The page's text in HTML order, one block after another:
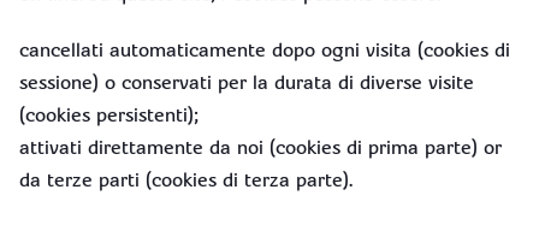
cancellati automaticamente dopo ogni visita (cookies di
sessione) o conservati per la durata di diverse visite
(cookies persistenti);
attivati direttamente da noi (cookies di prima parte) or
da terze parti (cookies di terza parte).